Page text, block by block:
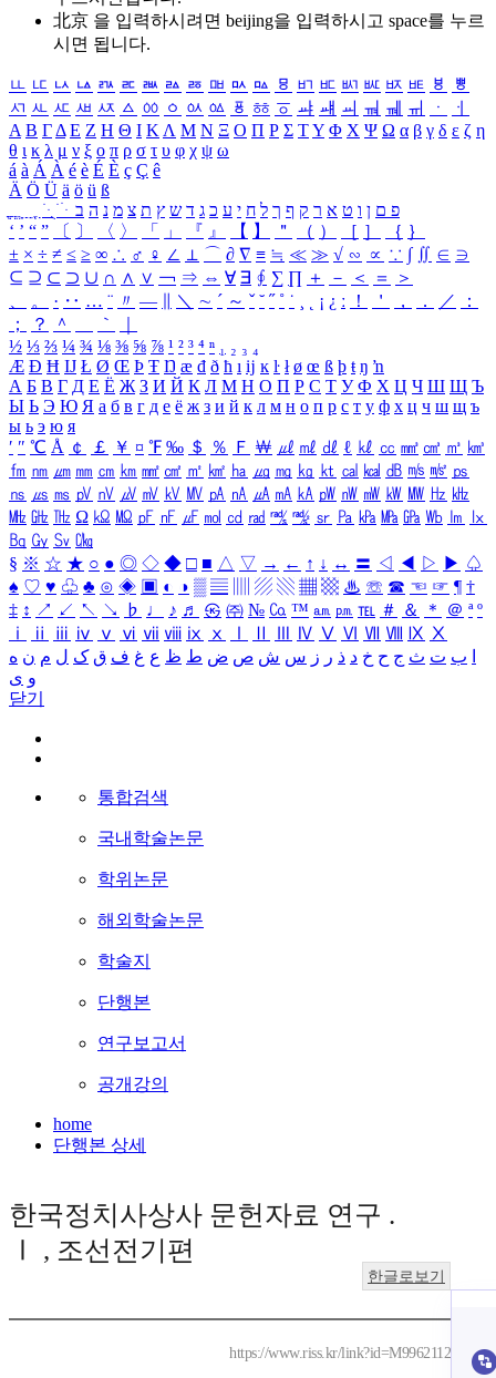
北京 을 입력하시려면 beijing을 입력하시고 space를 누르
시면 됩니다.
ㅥ ㅦ ㅧ ㅨ ㅩ ㅪ ㅫ ㅬ ㅭ ㅮ ㅯ ㅰ ㅱ ㅲ ㅳ ㅴ ㅵ ㅶ ㅷ ㅸ
ㅹ
ㅺ ㅻ ㅼ ㅽ ㅾ ㅿ ㆀ ㆁ ㆂ ㆃ ㆄ ㆅ ㆆ ㆇ ㆈ ㆉ ㆊ ㆋ ㆌ ㆍ
ㆎ
Α Β ΓΔ Ε Ζ Η Θ Ι ΚΛ Μ Ν Ξ Ο Π Ρ Σ ΤΥ Φ Χ Ψ Ω α β γ δ ε ζ η
θ ι κ λ μ ν ξ ο π ρ σ τ υ φ χ ψ ω
á à Á À é è É È ç Ç ê
Ä Ö Ü ä ö ü ß
ִֶֹ ֻּ ׁׂ פ ם ן ו ט א ר ק ף ך ל ח י ע כ ג ד ש ץ ת צ מ נ ה ב
‘ ’ “ ” 〔 〕 〈 〉 「 」 『 』 【 】 ＂ （ ） ［ ］ ｛ ｝
± × ÷ ≠ ≤ ≥ ∞ ∴ ♂ ♀ ∠ ⊥ ⌒ ∂ ∇ ≡ ≒ ≪ ≫ √ ∽ ∝ ∵ ∫ ∬ ∈ ∋
⊆ ⊇ ⊂ ⊃ ∪ ∩ ∧ ∨ ￢ ⇒ ⇔ ∀ ∃ ∮ ∑ ∏ ＋ － ＜ ＝
＞
、
。 · ‥ … ¨ 〃 ― ＼ ∼ ´ ～ ˇ ˘ ˝ ˚ ˙ ¸ ¡ ¿ ː ！ ＇ ， ． ／
：
；
？ ＾ ｀
½ ⅓ ⅔ ¼ ¾ ⅛ ⅜ ⅝ ⅞ ¹ ² ³ ⁴ ⁿ ₁ ₂ ₃ ₄
Æ Ð Ħ Ĳ Ł Ø Œ Þ Ŧ Ŋ æ đ ð ħ ı ĳ ĸ ŀ ł ø œ ß þ ŧ ŋ ŉ
А Б В Г Д Е Ё Ж З И Й К Л М Н О П Р С Т У Ф Х Ц Ч Ш Щ Ъ
Ы Ь Э Ю Я а б в г д е ё ж з и й к л м н о п р с т у ф х ц ч ш щ ъ
ы ь э ю я
′ ″ ℃ Å ￠ ￡ ￥ ¤ ℉ ‰ ＄ ％ Ｆ ￦ ㎕ ㎖ ㎗ ℓ ㎘ ㏄ ㎣ ㎤ ㎥ ㎦
㎙ ㎚ ㎛ ㎜ ㎝ ㎞ ㎟ ㎠ ㎡ ㎢ ㏊ ㎍ ㎎ ㎏ ㏏ ㎈ ㎉ ㏈ ㎧ ㎨ ㎰
㎱ ㎲ ㎳ ㎴ ㎵ ㎶ ㎷ ㎸ ㎹ ㎀ ㎁ ㎂ ㎃ ㎄ ㎺ ㎻ ㎽ ㎾ ㎿ ㎐ ㎑
㎒ ㎓ ㎔ Ω ㏀ ㏁ ㎊ ㎋ ㎌ ㏖ ㏅ ㎭ ㎮ ㎯ ㏛ ㎩ ㎪ ㎫ ㎬ ㏝ ㏐
㏓
㏃ ㏉ ㏜ ㏆
§ ※ ☆ ★ ○ ● ◎ ◇ ◆ □ ■ △ ▽ → ← ↑ ↓ ↔ 〓 ◁ ◀ ▷ ▶ ♤
♠ ♡ ♥ ♧ ♣ ⊙ ◈ ▣ ◐ ◑ ▒ ▤ ▨ ▧ ▦ ▩ ♨ ☏ ☎ ☜ ☞ ¶ †
‡ ↕ ↗ ↙ ↖ ↘ ♭ ♩ ♪ ♬ ㉿ ㈜ № ㏇ ™ ㏂ ㏘ ℡ ＃ ＆ ＊ ＠ ª º
ⅰ
ⅱ ⅲ ⅳ ⅴ ⅵ ⅶ ⅷ ⅸ ⅹ Ⅳ Ⅴ Ⅵ Ⅶ Ⅷ Ⅸ Ⅹ
ب ت ث ج ح خ د ذ ر ز س ش ص ض ط ظ ع غ ف ق ک ل م ن ه
و ی
닫기
통합검색
국내학술논문
학위논문
해외학술논문
학술지
단행본
연구보고서
공개강의
home
단행본 상세
한국정치사상사 문헌자료 연구 .
Ⅰ , 조선전기편
한글로보기
https://www.riss.kr/link?id=M9962112